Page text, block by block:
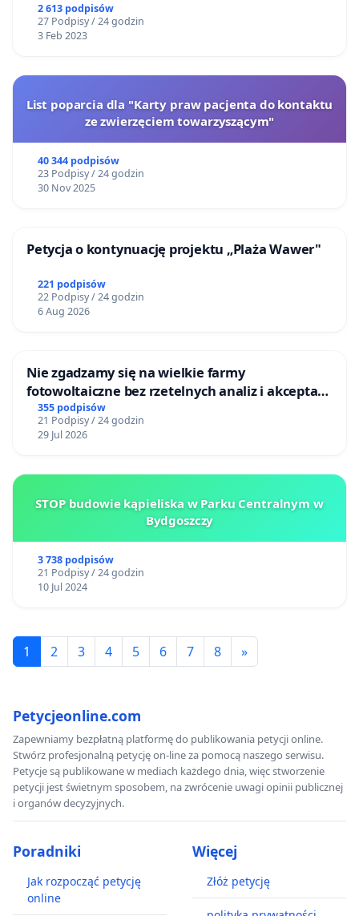
2 613 podpisów
27 Podpisy / 24 godzin
3 Feb 2023
List poparcia dla "Karty praw pacjenta do kontaktu
ze zwierzęciem towarzyszącym"
40 344 podpisów
23 Podpisy / 24 godzin
30 Nov 2025
Petycja o kontynuację projektu „Plaża Wawer"
221 podpisów
22 Podpisy / 24 godzin
6 Aug 2026
Nie zgadzamy się na wielkie farmy
fotowoltaiczne bez rzetelnych analiz i akceptacji
mieszkańców
355 podpisów
21 Podpisy / 24 godzin
29 Jul 2026
STOP budowie kąpieliska w Parku Centralnym w
Bydgoszczy
3 738 podpisów
21 Podpisy / 24 godzin
10 Jul 2024
1 2 3 4 5 6 7 8 »
Petycjeonline.com
Zapewniamy bezpłatną platformę do publikowania petycji online.
Stwórz profesjonalną petycję on-line za pomocą naszego serwisu.
Petycje są publikowane w mediach każdego dnia, więc stworzenie
petycji jest świetnym sposobem, na zwrócenie uwagi opinii publicznej
i organów decyzyjnych.
Poradniki
Jak rozpocząć petycję
online
Więcej
Złóż petycję